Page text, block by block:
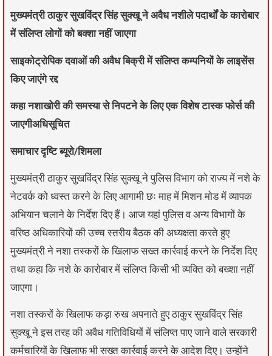
मुख्यमंत्री ठाकुर सुखविंद्र सिंह सुक्खू ने अवैध नशीले पदार्थों के कारोबार
में संलिप्त लोगों को बक्शा नहीं जाएगा
साइकोट्रोपिक दवाओं की अवैध बिक्री में संलिप्त कम्पनियों के लाइसेंस
किए जाएंगे रद्द
कहा नशाखोरी की समस्या से निपटने के लिए एक विशेष टास्क फोर्स की
जाएगीअधिसूचित
समाचार दृष्टि ब्यूरो/शिमला
मुख्यमंत्री ठाकुर सुखविंद्र सिंह सुक्खू ने पुलिस विभाग को राज्य में नशे के
नेटवर्क को ध्वस्त करने के लिए आगामी छः माह में मिशन मोड में व्यापक
अभियान चलाने के निर्देश दिए हैं। आज यहां पुलिस व अन्य विभागों के
वरिष्ठ अधिकारियों की उच्च स्तरीय बैठक की अध्यक्षता करते हुए
मुख्यमंत्री ने नशा तस्करों के खिलाफ सख्त कार्रवाई करने के निर्देश दिए
तथा कहा कि नशे के कारोबार में संलिप्त किसी भी व्यक्ति को बख्शा नहीं
जाएगा।
नशा तस्करों के खिलाफ कड़ा रुख अपनाते हुए ठाकुर सुखविंद्र सिंह
सुक्खू ने इस तरह की अवैध गतिविधियों में संलिप्त पाए जाने वाले सरकारी
कर्मचारियों के खिलाफ भी सख्त कार्रवाई करने के आदेश दिए। उन्होंने